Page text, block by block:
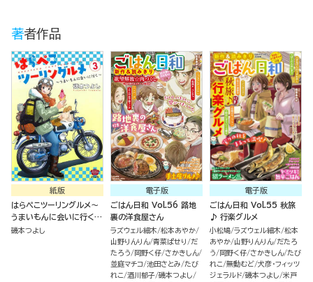
著者作品
紙版
はらぺこツーリングルメ～
うまいもんに会いに行く～
（３）
磯本つよし
電子版
ごはん日和 Vol.56 路地
裏の洋食屋さん
ラズウェル細木 松本あやか
山野りんりん 青菜ぱせり
だ
たろう
岡野く仔 さかきしん
並庭マチコ 池田さとみ たび
れこ 酒川郁子 磯本つよし
電子版
ごはん日和 Vol.55 秋旅
♪ 行楽グルメ
小松鳩 ラズウェル細木 松本
あやか 山野りんりん だたろ
う
岡野く仔 さかきしん たび
れこ 無動むど 犬彦・フィッツ
ジェラルド 磯本つよし 米戸